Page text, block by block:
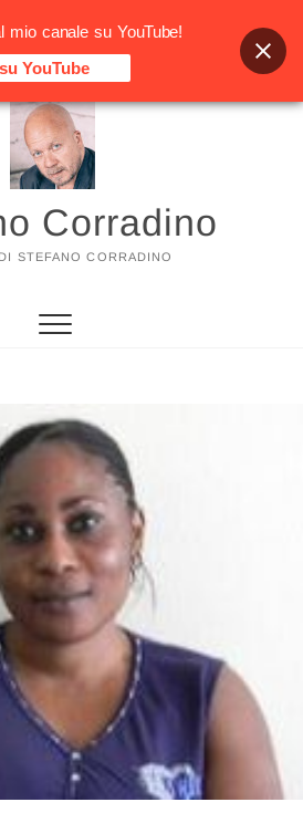
Corradino
STEFANO CORRADINO
mio canale su YouTube!
YouTube